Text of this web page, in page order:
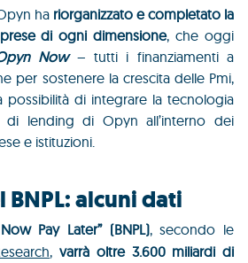
ha riorganizzato e completato la
di ogni dimensione, che oggi
Now – tutti i finanziamenti a
per sostenere la crescita delle Pmi,
di integrare la tecnologia
di lending di Opyn all’interno dei
e istituzioni.
alcuni dati
Pay Later” (BNPL), secondo le
, varrà oltre 3.600 miliardi di